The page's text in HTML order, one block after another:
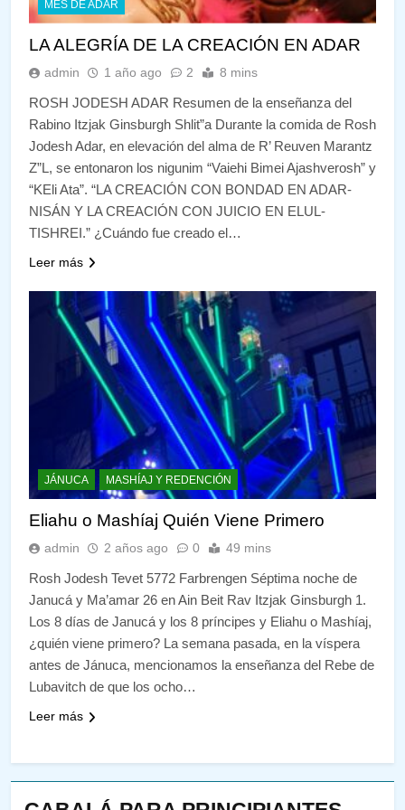
MES DE ADAR
LA ALEGRÍA DE LA CREACIÓN EN ADAR
admin 1 año ago 2 8 mins
ROSH JODESH ADAR Resumen de la enseñanza del
Rabino Itzjak Ginsburgh Shlit”a Durante la comida de Rosh
Jodesh Adar, en elevación del alma de R’ Reuven Marantz
Z”L, se entonaron los nigunim “Vaiehi Bimei Ajashverosh” y
“KEli Ata”. “LA CREACIÓN CON BONDAD EN ADAR-
NISÁN Y LA CREACIÓN CON JUICIO EN ELUL-
TISHREI.” ¿Cuándo fue creado el…
Leer más
JÁNUCA MASHÍAJ Y REDENCIÓN
Eliahu o Mashíaj Quién Viene Primero
admin 2 años ago 0 49 mins
Rosh Jodesh Tevet 5772 Farbrengen Séptima noche de
Janucá y Ma’amar 26 en Ain Beit Rav Itzjak Ginsburgh 1.
Los 8 días de Janucá y los 8 príncipes y Eliahu o Mashíaj,
¿quién viene primero? La semana pasada, en la víspera
antes de Jánuca, mencionamos la enseñanza del Rebe de
Lubavitch de que los ocho…
Leer más